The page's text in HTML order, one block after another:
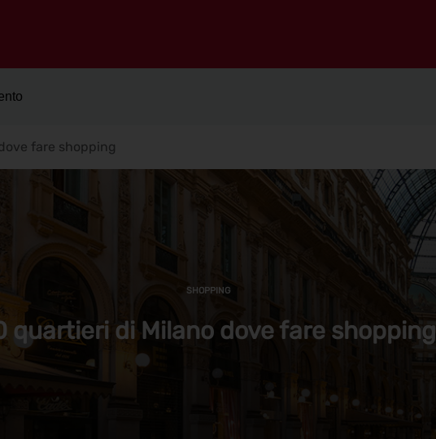
fare shopping
SHOPPING
quartieri di Milano dove fare shopping